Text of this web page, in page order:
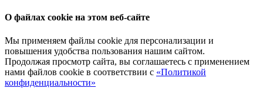
О файлах cookie на этом веб-сайте
Мы применяем файлы cookie для персонализации и
повышения удобства пользования нашим сайтом.
Продолжая просмотр сайта, вы соглашаетесь с применением
нами файлов cookie в соответствии с «Политикой
конфиденциальности»